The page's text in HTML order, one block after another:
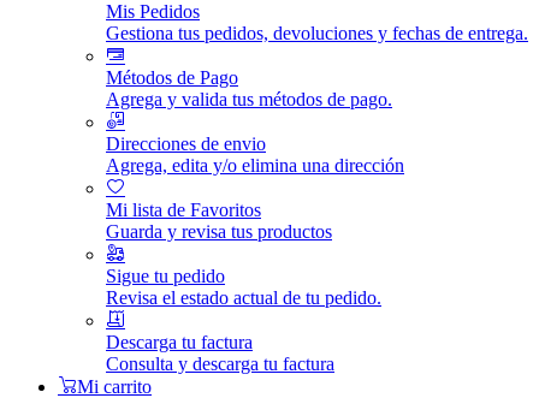
Mis Pedidos
Gestiona tus pedidos, devoluciones y fechas de entrega.
Métodos de Pago
Agrega y valida tus métodos de pago.
Direcciones de envio
Agrega, edita y/o elimina una dirección
Mi lista de Favoritos
Guarda y revisa tus productos
Sigue tu pedido
Revisa el estado actual de tu pedido.
Descarga tu factura
Consulta y descarga tu factura
Mi carrito